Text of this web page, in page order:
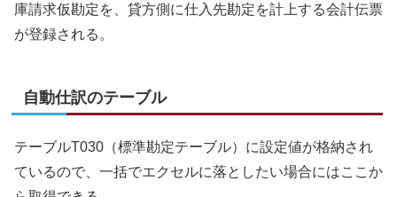
庫請求仮勘定を、貸方側に仕入先勘定を計上する会計伝票
が登録される。
自動仕訳のテーブル
テーブルT030（標準勘定テーブル）に設定値が格納され
ているので、一括でエクセルに落としたい場合にはここか